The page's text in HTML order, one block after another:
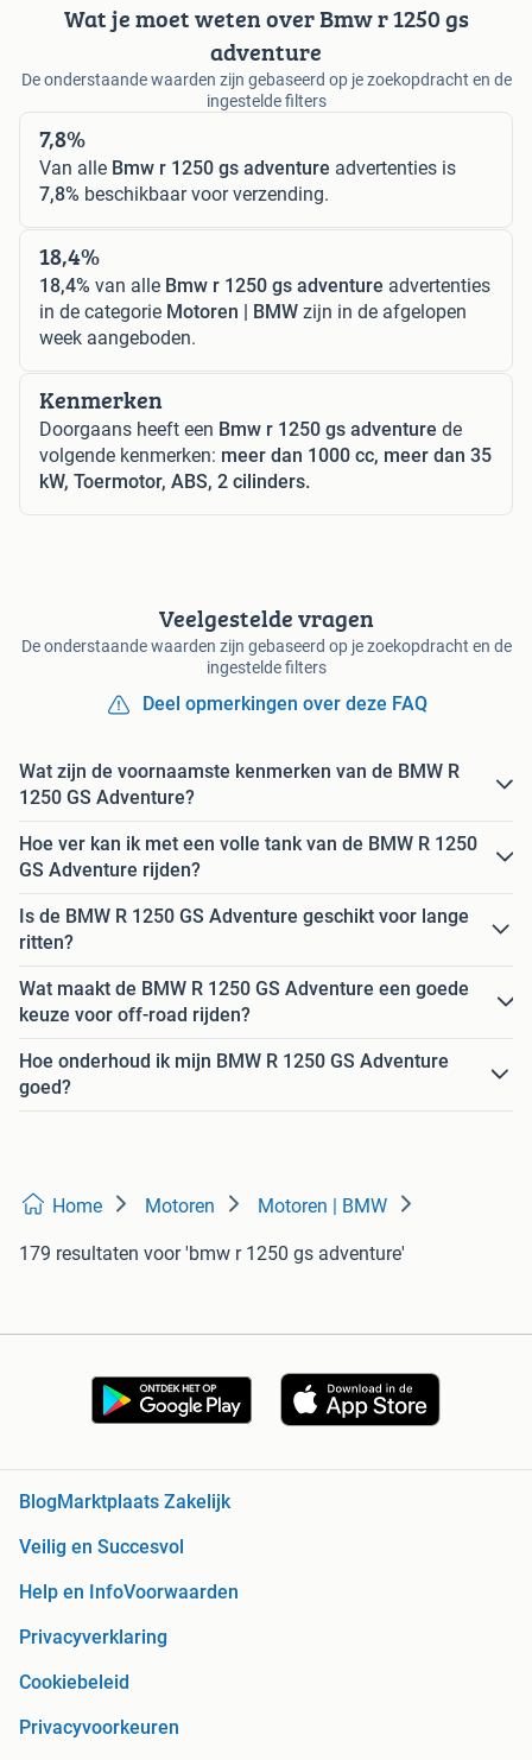
Wat je moet weten over Bmw r 1250 gs
adventure
De onderstaande waarden zijn gebaseerd op je zoekopdracht en de
ingestelde filters
7,8%
Van alle Bmw r 1250 gs adventure advertenties is
7,8% beschikbaar voor verzending.
18,4%
18,4% van alle Bmw r 1250 gs adventure advertenties
in de categorie Motoren | BMW zijn in de afgelopen
week aangeboden.
Kenmerken
Doorgaans heeft een Bmw r 1250 gs adventure de
volgende kenmerken: meer dan 1000 cc, meer dan 35
kW, Toermotor, ABS, 2 cilinders.
Veelgestelde vragen
De onderstaande waarden zijn gebaseerd op je zoekopdracht en de
ingestelde filters
Deel opmerkingen over deze FAQ
Wat zijn de voornaamste kenmerken van de BMW R
1250 GS Adventure?
Hoe ver kan ik met een volle tank van de BMW R 1250
GS Adventure rijden?
Is de BMW R 1250 GS Adventure geschikt voor lange
ritten?
Wat maakt de BMW R 1250 GS Adventure een goede
keuze voor off-road rijden?
Hoe onderhoud ik mijn BMW R 1250 GS Adventure
goed?
Home Motoren Motoren | BMW
179 resultaten voor 'bmw r 1250 gs adventure'
Blog Marktplaats Zakelijk
Veilig en Succesvol
Help en InfoVoorwaarden
Privacyverklaring
Cookiebeleid
Privacyvoorkeuren